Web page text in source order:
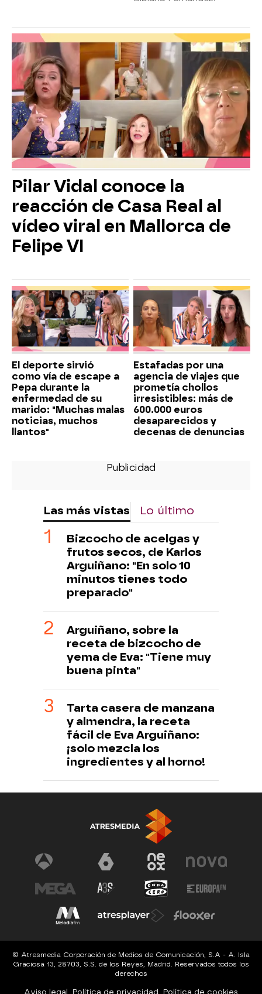
Pilar Vidal conoce la
reacción de Casa Real al
vídeo viral en Mallorca de
Felipe VI
El deporte sirvió
como vía de escape a
Pepa durante la
enfermedad de su
marido: "Muchas malas
noticias, muchos
llantos"
Estafadas por una
agencia de viajes que
prometía chollos
irresistibles: más de
600.000 euros
desaparecidos y
decenas de denuncias
Las más vistas Lo último
Bizcocho de acelgas y
frutos secos, de Karlos
Arguiñano: "En solo 10
minutos tienes todo
preparado"
Arguiñano, sobre la
receta de bizcocho de
yema de Eva: "Tiene muy
buena pinta"
Tarta casera de manzana
y almendra, la receta
fácil de Eva Arguiñano:
¡solo mezcla los
ingredientes y al horno!
© Atresmedia Corporación de Medios de Comunicación, S.A - A. Isla
Graciosa 13, 28703, S.S. de los Reyes, Madrid. Reservados todos los
derechos
Aviso legal Política de privacidad Política de cookies